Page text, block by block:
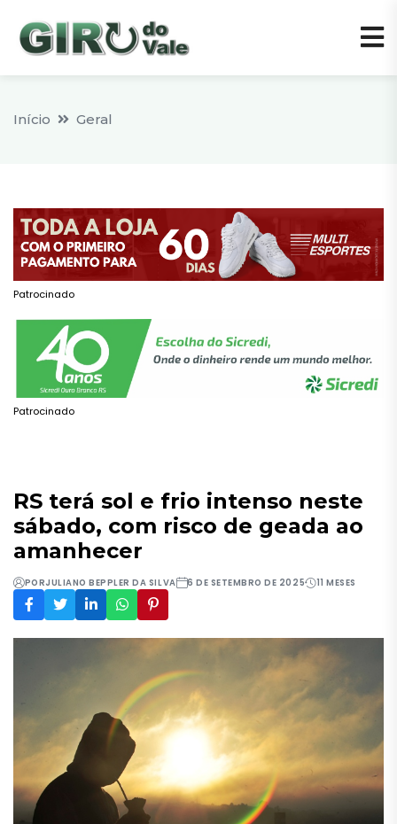
Início Geral
Patrocinado
Patrocinado
RS terá sol e frio intenso neste
sábado, com risco de geada ao
amanhecer
PORJULIANO BEPPLER DA SILVA 6 DE SETEMBRO DE 2025 11 MESES